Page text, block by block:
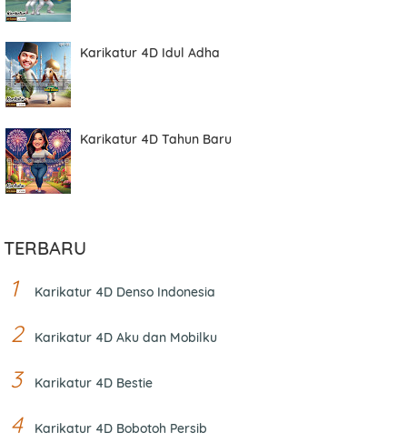
Karikatur 4D Idul Adha
Karikatur 4D Tahun Baru
TERBARU
Karikatur 4D Denso Indonesia
Karikatur 4D Aku dan Mobilku
Karikatur 4D Bestie
Karikatur 4D Bobotoh Persib